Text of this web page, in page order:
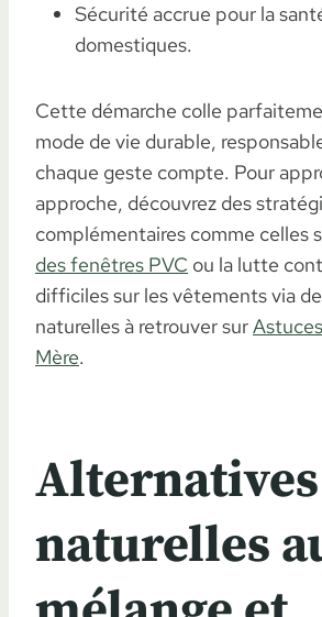
Sécurité accrue pour la
domestiques.
Cette démarche colle
mode de vie durable,
chaque geste compte. Pour
approche, découvrez des
complémentaires comme celles
des fenêtres PVC ou la lutte
difficiles sur les vêtements via
naturelles à retrouver sur
Mère.
Alternatives
naturelles